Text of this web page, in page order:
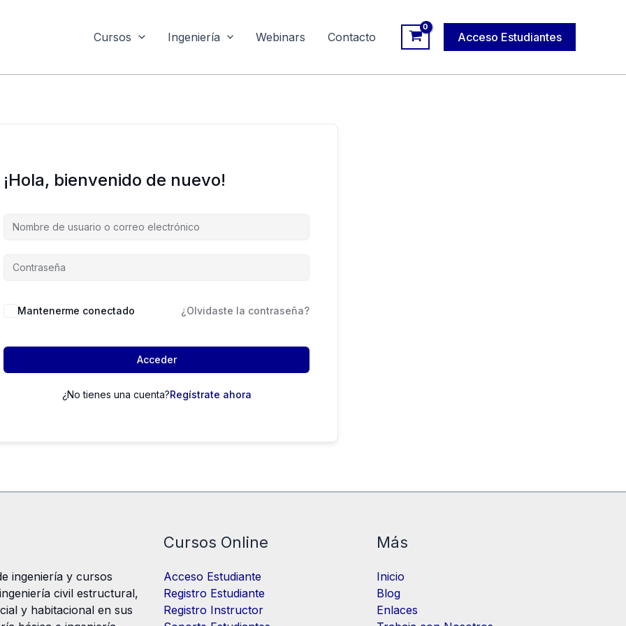
Cursos Ingeniería Webinars Contacto Acceso Estudiantes
¡Hola, bienvenido de nuevo!
Mantenerme conectado ¿Olvidaste la contraseña?
Acceder
¿No tienes una cuenta?Regístrate ahora
ingeniería y cursos
civil estructural,
y habitacional en sus
Cursos Online
Acceso Estudiante
Registro Estudiante
Registro Instructor
Más
Inicio
Blog
Enlaces